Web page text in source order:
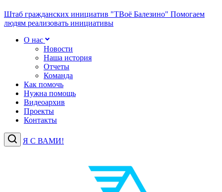
Штаб гражданских инициатив "ТВоё Балезино" Помогаем
людям реализовать инициативы
О нас
Новости
Наша история
Отчеты
Команда
Как помочь
Нужна помощь
Видеоархив
Проекты
Контакты
Я С ВАМИ!